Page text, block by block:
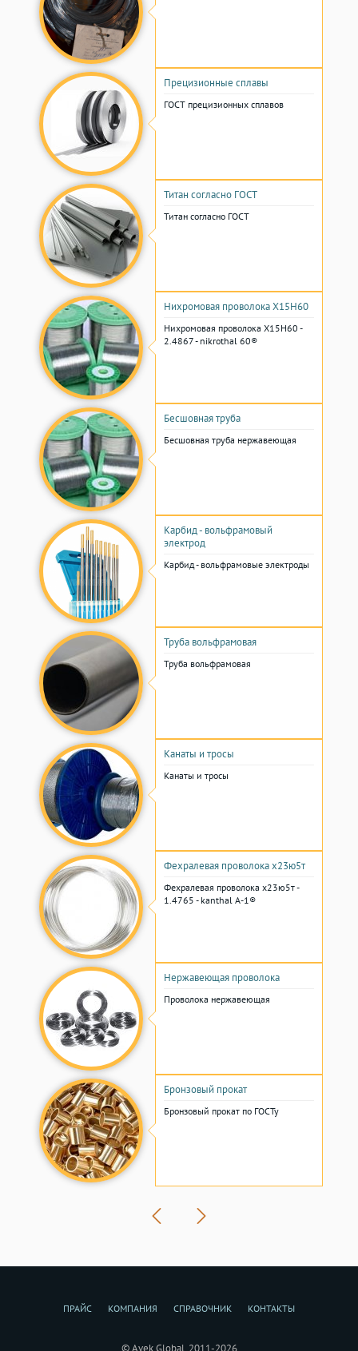
Прецизионные сплавы
ГОСТ прецизионных сплавов
Титан согласно ГОСТ
Титан согласно ГОСТ
Нихромовая проволока Х15Н60
Нихромовая проволока Х15Н60 -
2.4867 - nikrothal 60®
Бесшовная труба
Бесшовная труба нержавеющая
Карбид - вольфрамовый
электрод
Карбид - вольфрамовые электроды
Труба вольфрамовая
Труба вольфрамовая
Канаты и тросы
Канаты и тросы
Фехралевая проволока х23ю5т
Фехралевая проволока х23ю5т -
1.4765 - kanthal A-1®
Нержавеющая проволока
Проволока нержавеющая
Бронзовый прокат
Бронзовый прокат по ГОСТу
ПРАЙС КОМПАНИЯ СПРАВОЧНИК КОНТАКТЫ